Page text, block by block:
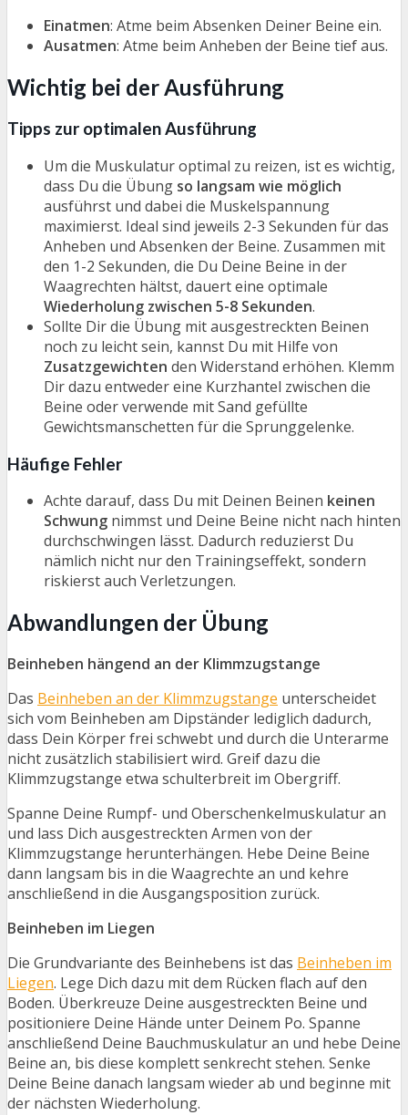
Einatmen: Atme beim Absenken Deiner Beine ein.
Ausatmen: Atme beim Anheben der Beine tief aus.
Wichtig bei der Ausführung
Tipps zur optimalen Ausführung
Um die Muskulatur optimal zu reizen, ist es wichtig,
dass Du die Übung so langsam wie möglich
ausführst und dabei die Muskelspannung
maximierst. Ideal sind jeweils 2-3 Sekunden für das
Anheben und Absenken der Beine. Zusammen mit
den 1-2 Sekunden, die Du Deine Beine in der
Waagrechten hältst, dauert eine optimale
Wiederholung zwischen 5-8 Sekunden.
Sollte Dir die Übung mit ausgestreckten Beinen
noch zu leicht sein, kannst Du mit Hilfe von
Zusatzgewichten den Widerstand erhöhen. Klemm
Dir dazu entweder eine Kurzhantel zwischen die
Beine oder verwende mit Sand gefüllte
Gewichtsmanschetten für die Sprunggelenke.
Häufige Fehler
Achte darauf, dass Du mit Deinen Beinen keinen
Schwung nimmst und Deine Beine nicht nach hinten
durchschwingen lässt. Dadurch reduzierst Du
nämlich nicht nur den Trainingseffekt, sondern
riskierst auch Verletzungen.
Abwandlungen der Übung
Beinheben hängend an der Klimmzugstange
Das Beinheben an der Klimmzugstange unterscheidet
sich vom Beinheben am Dipständer lediglich dadurch,
dass Dein Körper frei schwebt und durch die Unterarme
nicht zusätzlich stabilisiert wird. Greif dazu die
Klimmzugstange etwa schulterbreit im Obergriff.
Spanne Deine Rumpf- und Oberschenkelmuskulatur an
und lass Dich ausgestreckten Armen von der
Klimmzugstange herunterhängen. Hebe Deine Beine
dann langsam bis in die Waagrechte an und kehre
anschließend in die Ausgangsposition zurück.
Beinheben im Liegen
Die Grundvariante des Beinhebens ist das Beinheben im
Liegen. Lege Dich dazu mit dem Rücken flach auf den
Boden. Überkreuze Deine ausgestreckten Beine und
positioniere Deine Hände unter Deinem Po. Spanne
anschließend Deine Bauchmuskulatur an und hebe Deine
Beine an, bis diese komplett senkrecht stehen. Senke
Deine Beine danach langsam wieder ab und beginne mit
der nächsten Wiederholung.